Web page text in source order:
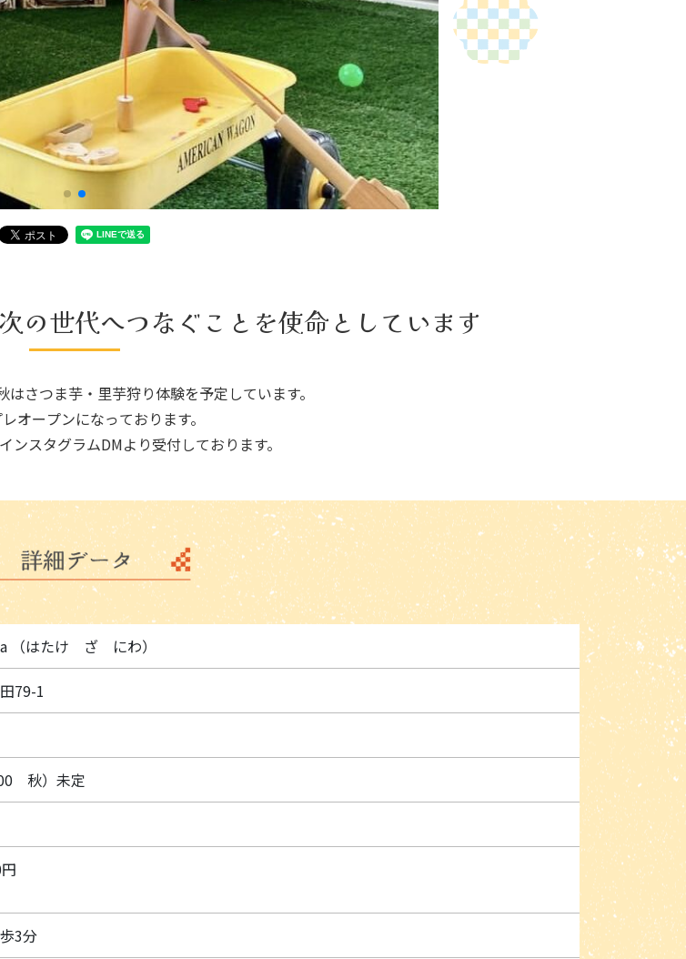
の世代へつなぐことを使命としています
さつま芋・里芋狩り体験を予定しています。
オープンになっております。
ンスタグラムDMより受付しております。
（はたけ ざ にわ）
79-1
秋）未定
3分